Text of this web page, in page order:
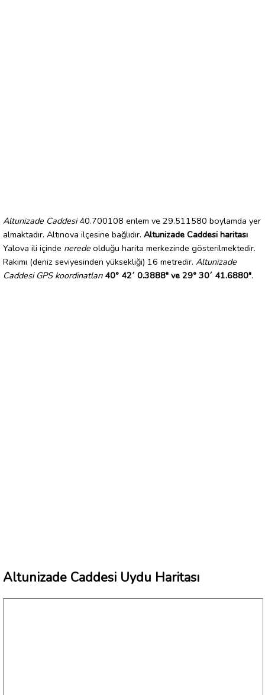
Altunizade Caddesi40.700108 enlem ve 29.511580 boylamda yer
almaktadır. Altınova ilçesine bağlıdır. Altunizade Caddesi haritası
Yalova ili içinde nerede olduğu harita merkezinde gösterilmektedir.
Rakımı (deniz seviyesinden yüksekliği) 16 metredir. Altunizade
Caddesi GPS koordinatları 40° 42´ 0.3888" ve 29° 30´ 41.6880".
Altunizade Caddesi Uydu Haritası